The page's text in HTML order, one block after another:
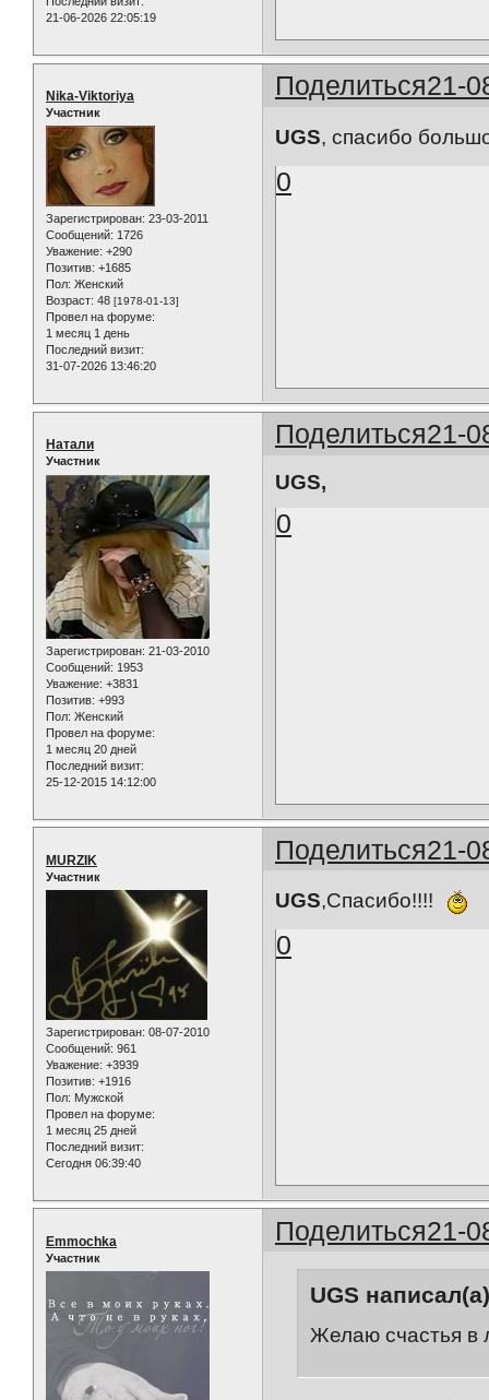
21-06-2026 22:05:19
Поделиться21-
Nika-Viktoriya
Участник
Зарегистрирован: 23-03-2011
Сообщений: 1726
Уважение: +290
Позитив: +1685
Пол: Женский
Возраст: 48 [1978-01-13]
Провел на форуме:
1 месяц 1 день
Последний визит:
31-07-2026 13:46:20
UGS, спасибо
0
Поделиться21-
Натали
Участник
Зарегистрирован: 21-03-2010
Сообщений: 1953
Уважение: +3831
Позитив: +993
Пол: Женский
Провел на форуме:
1 месяц 20 дней
Последний визит:
25-12-2015 14:12:00
UGS,
0
Поделиться21-
MURZIK
Участник
Зарегистрирован: 08-07-2010
Сообщений: 961
Уважение: +3939
Позитив: +1916
Пол: Мужской
Провел на форуме:
1 месяц 25 дней
Последний визит:
Сегодня 06:39:40
UGS,Спасибо!!!!
0
Поделиться21-
Emmochka
Участник
UGS
Желаю счастья в